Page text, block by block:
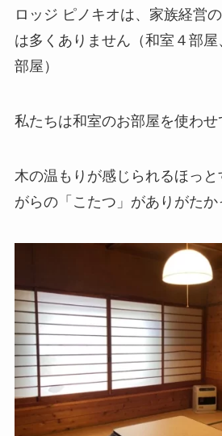
ロッジ ピノキオは、家族経営
は多くありません（和室４部屋
部屋）
私たちは和室のお部屋を使わせ
木の温もりが感じられるほっ
がらの「こたつ」がありがたか